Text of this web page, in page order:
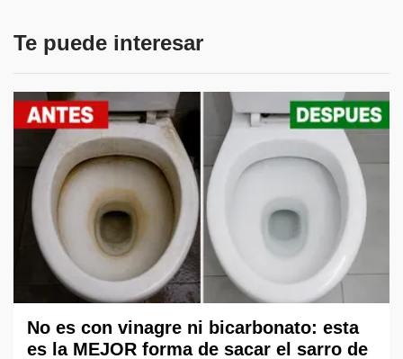
Te puede interesar
No es con vinagre ni bicarbonato: esta
es la MEJOR forma de sacar el sarro de